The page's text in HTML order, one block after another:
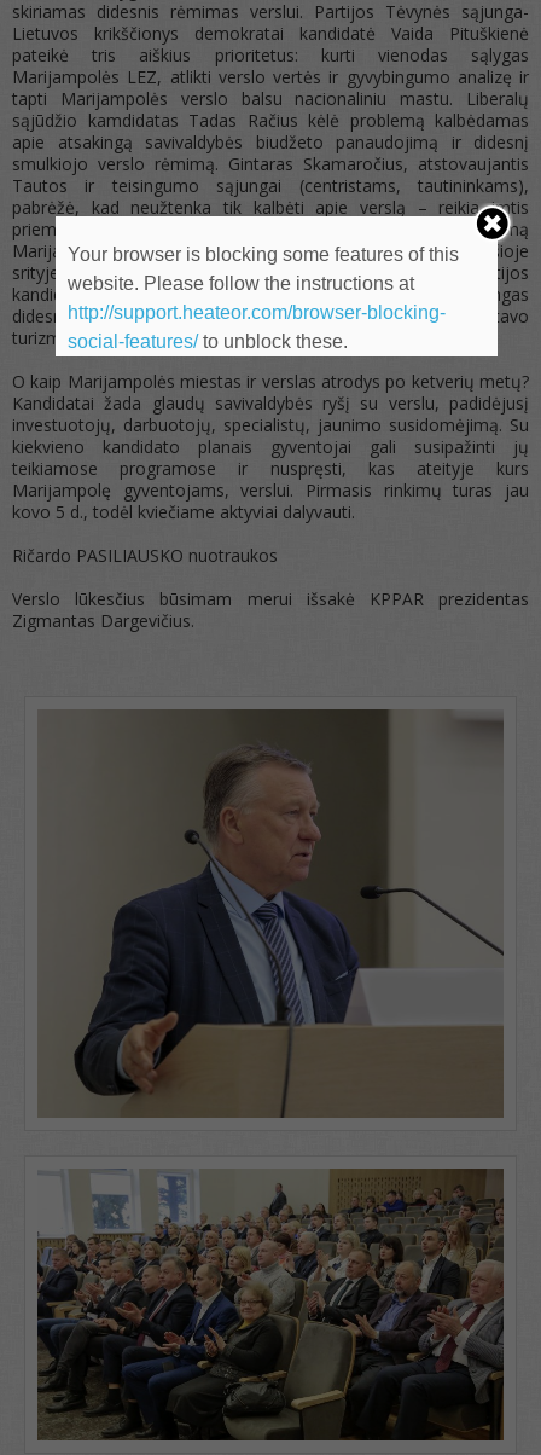
skiriamas didesnis rėmimas verslui. Partijos Tėvynės sąjunga-
Lietuvos krikščionys demokratai kandidatė Vaida Pituškienė
pateikė tris aiškius prioritetus: kurti vienodas sąlygas
Marijampolės LEZ, atlikti verslo vertės ir gyvybingumo analizę ir
tapti Marijampolės verslo balsu nacionaliniu mastu. Liberalų
sąjūdžio kamdidatas Tadas Račius kėlė problemą kalbėdamas
apie atsakingą savivaldybės biudžeto panaudojimą ir didesnį
smulkiojo verslo rėmimą. Gintaras Skamaročius, atstovaujantis
Tautos ir teisingumo sąjungai (centristams, tautininkams),
pabrėžė, kad neužtenka tik kalbėti apie verslą – reikia imtis
priemonių jam padėti ir išskyrė, jog norint skatinti verslumą
Marijampolėje, reikalingas dėmesys jaunimui ir švietimas šioje
srityje. Kęstutis Tumelis, Lietuvos valstiečių ir žaliųjų partijos
kandidatas, kalbėdamas apie biudžetą, pritarė, jog reikalingas
didesnis rėmimas verslui, kuris skatintų jį kurtis, akcentavo
turizmo plėtrą.
O kaip Marijampolės miestas ir verslas atrodys po ketverių metų?
Kandidatai žada glaudų savivaldybės ryšį su verslu, padidėjusį
investuotojų, darbuotojų, specialistų, jaunimo susidomėjimą. Su
kiekvieno kandidato planais gyventojai gali susipažinti jų
teikiamose programose ir nuspręsti, kas ateityje kurs
Marijampolę gyventojams, verslui. Pirmasis rinkimų turas jau
kovo 5 d., todėl kviečiame aktyviai dalyvauti.
Ričardo PASILIAUSKO nuotraukos
Verslo lūkesčius būsimam merui išsakė KPPAR prezidentas
Zigmantas Dargevičius.
Your browser is blocking some features of this
website. Please follow the instructions at
http://support.heateor.com/browser-blocking-
social-features/to unblock these.